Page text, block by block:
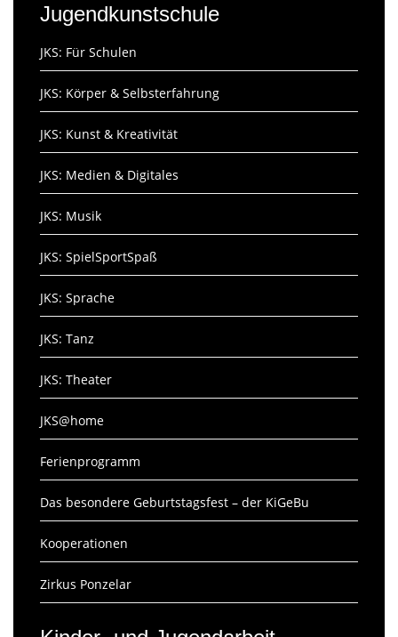
Jugendkunstschule
JKS: Für Schulen
JKS: Körper & Selbsterfahrung
JKS: Kunst & Kreativität
JKS: Medien & Digitales
JKS: Musik
JKS: SpielSportSpaß
JKS: Sprache
JKS: Tanz
JKS: Theater
JKS@home
Ferienprogramm
Das besondere Geburtstagsfest – der KiGeBu
Kooperationen
Zirkus Ponzelar